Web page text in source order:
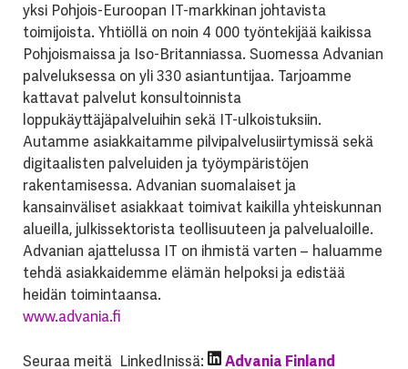
yksi Pohjois-Euroopan IT-markkinan johtavista
toimijoista. Yhtiöllä on noin 4 000 työntekijää kaikissa
Pohjoismaissa ja Iso-Britanniassa. Suomessa Advanian
palveluksessa on yli 330 asiantuntijaa. Tarjoamme
kattavat palvelut konsultoinnista
loppukäyttäjäpalveluihin sekä IT-ulkoistuksiin.
Autamme asiakkaitamme pilvipalvelusiirtymissä sekä
digitaalisten palveluiden ja työympäristöjen
rakentamisessa. Advanian suomalaiset ja
kansainväliset asiakkaat toimivat kaikilla yhteiskunnan
alueilla, julkissektorista teollisuuteen ja palvelualoille.
Advanian ajattelussa IT on ihmistä varten – haluamme
tehdä asiakkaidemme elämän helpoksi ja edistää
heidän toimintaansa.
www.advania.fi
Seuraa meitä LinkedInissä: Advania Finland